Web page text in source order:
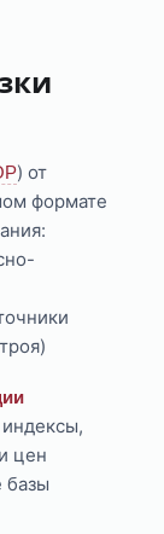
) от
формате
цен
базы